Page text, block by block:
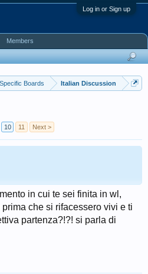
Log in or Sign up
Boards Italian Discussion
10 11 Next >
in cui te sei finita in wl,
che si rifacessero vivi e ti
partenza?!?! si parla di
Members